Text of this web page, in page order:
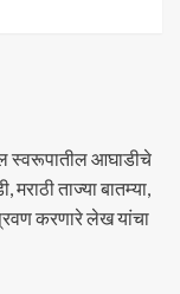
स्वरूपातील आघाडीचे
मराठी ताज्या बातम्या,
करणारे लेख यांचा